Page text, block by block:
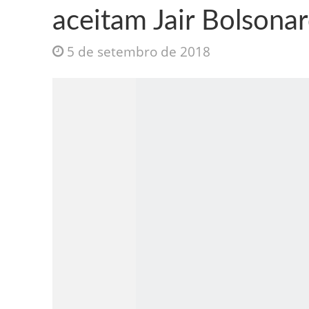
aceitam Jair
5 de setembro de 2018